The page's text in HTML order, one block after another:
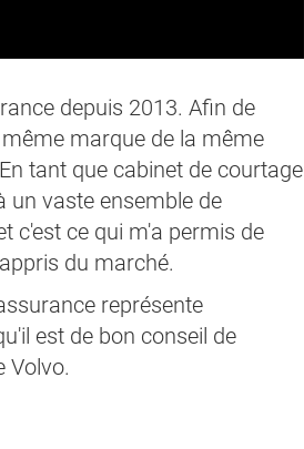
depuis 2013. Afin de
marque de la même
tant que cabinet de courtage
un vaste ensemble de
c'est ce qui m'a permis de
du marché.
représente
est de bon conseil de
Volvo.